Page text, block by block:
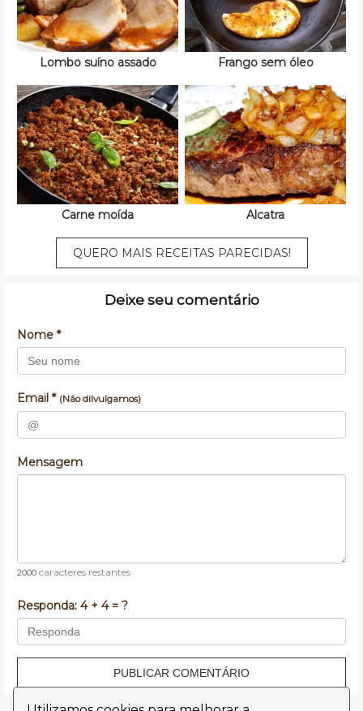
Lombo suíno assado Frango sem óleo
Carne moída Alcatra
QUERO MAIS RECEITAS PARECIDAS!
Deixe seu comentário
Nome *
Email * (Não dilvulgamos)
Mensagem
2000caracteres restantes
Responda: 4 + 4 = ?
PUBLICAR COMENTÁRIO